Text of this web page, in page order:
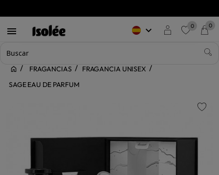
 keyboard_arrow_down 0 0
FRAGANCIAS
FRAGANCIA UNISEX
SAGE EAU DE PARFUM